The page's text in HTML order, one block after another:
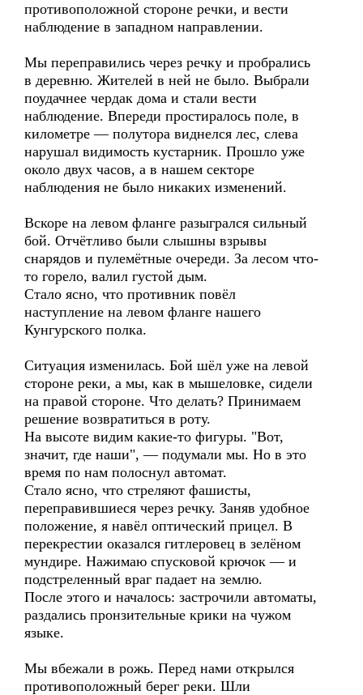
противоположной стороне речки, и вести
наблюдение в западном направлении.
Мы переправились через речку и пробрались
в деревню. Жителей в ней не было. Выбрали
поудачнее чердак дома и стали вести
наблюдение. Впереди простиралось поле, в
километре — полутора виднелся лес, слева
нарушал видимость кустарник. Прошло уже
около двух часов, а в нашем секторе
наблюдения не было никаких изменений.
Вскоре на левом фланге разыгрался сильный
бой. Отчётливо были слышны взрывы
снарядов и пулемётные очереди. За лесом что-
то горело, валил густой дым.
Стало ясно, что противник повёл
наступление на левом фланге нашего
Кунгурского полка.
Ситуация изменилась. Бой шёл уже на левой
стороне реки, а мы, как в мышеловке, сидели
на правой стороне. Что делать? Принимаем
решение возвратиться в роту.
На высоте видим какие-то фигуры. "Вот,
значит, где наши", — подумали мы. Но в это
время по нам полоснул автомат.
Стало ясно, что стреляют фашисты,
переправившиеся через речку. Заняв удобное
положение, я навёл оптический прицел. В
перекрестии оказался гитлеровец в зелёном
мундире. Нажимаю спусковой крючок — и
подстреленный враг падает на землю.
После этого и началось: застрочили автоматы,
раздались пронзительные крики на чужом
языке.
Мы вбежали в рожь. Перед нами открылся
противоположный берег реки. Шли